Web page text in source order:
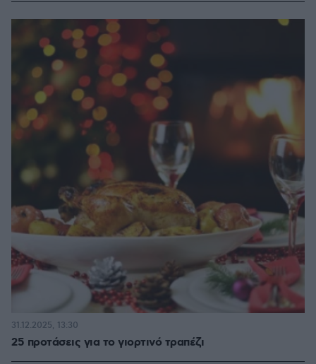
25 προτάσεις για το γιορτινό τραπέζι
31.12.2025, 13:30